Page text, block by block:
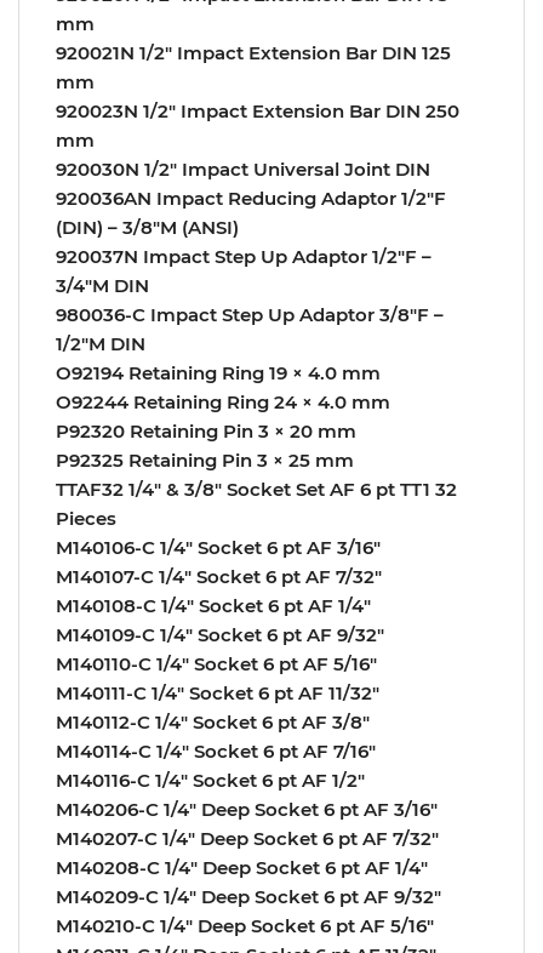
mm
920021N 1/2″ Impact Extension Bar DIN 125
mm
920023N 1/2″ Impact Extension Bar DIN 250
mm
920030N 1/2″ Impact Universal Joint DIN
920036AN Impact Reducing Adaptor 1/2″F
(DIN) – 3/8″M (ANSI)
920037N Impact Step Up Adaptor 1/2″F –
3/4″M DIN
980036-C Impact Step Up Adaptor 3/8″F –
1/2″M DIN
O92194 Retaining Ring 19 × 4.0 mm
O92244 Retaining Ring 24 × 4.0 mm
P92320 Retaining Pin 3 × 20 mm
P92325 Retaining Pin 3 × 25 mm
TTAF32 1/4″ & 3/8″ Socket Set AF 6 pt TT1 32
Pieces
M140106-C 1/4″ Socket 6 pt AF 3/16″
M140107-C 1/4″ Socket 6 pt AF 7/32″
M140108-C 1/4″ Socket 6 pt AF 1/4″
M140109-C 1/4″ Socket 6 pt AF 9/32″
M140110-C 1/4″ Socket 6 pt AF 5/16″
M140111-C 1/4″ Socket 6 pt AF 11/32″
M140112-C 1/4″ Socket 6 pt AF 3/8″
M140114-C 1/4″ Socket 6 pt AF 7/16″
M140116-C 1/4″ Socket 6 pt AF 1/2″
M140206-C 1/4″ Deep Socket 6 pt AF 3/16″
M140207-C 1/4″ Deep Socket 6 pt AF 7/32″
M140208-C 1/4″ Deep Socket 6 pt AF 1/4″
M140209-C 1/4″ Deep Socket 6 pt AF 9/32″
M140210-C 1/4″ Deep Socket 6 pt AF 5/16″